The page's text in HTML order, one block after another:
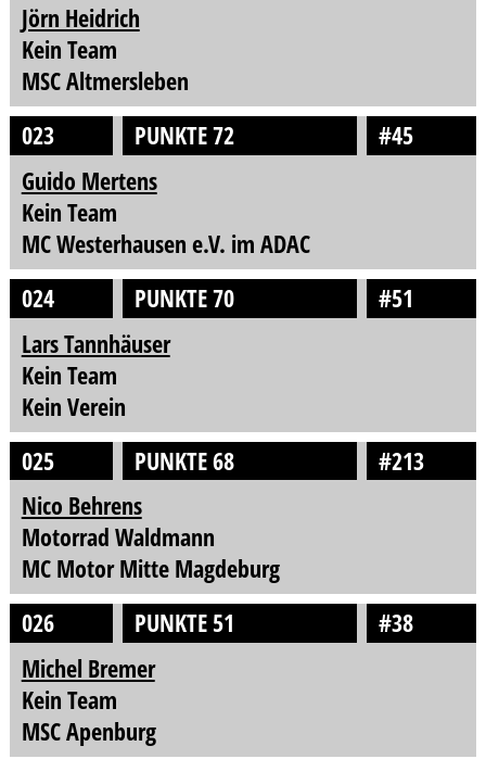
Jörn Heidrich
Kein Team
MSC Altmersleben
023
PUNKTE 72
#45
Guido Mertens
Kein Team
MC Westerhausen e.V. im ADAC
024
PUNKTE 70
#51
Lars Tannhäuser
Kein Team
Kein Verein
025
PUNKTE 68
#213
Nico Behrens
Motorrad Waldmann
MC Motor Mitte Magdeburg
026
PUNKTE 51
#38
Michel Bremer
Kein Team
MSC Apenburg